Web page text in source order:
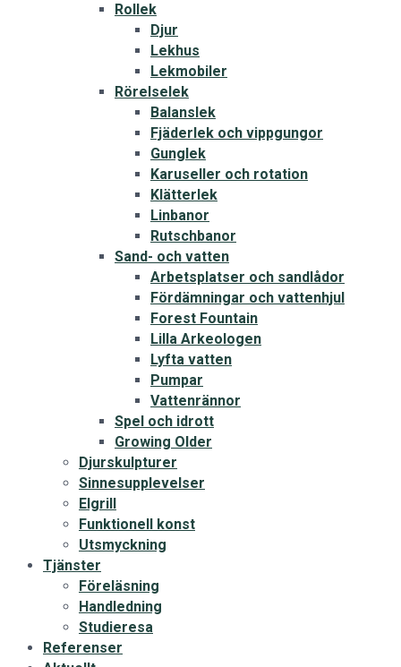
Rollek
Djur
Lekhus
Lekmobiler
Rörelselek
Balanslek
Fjäderlek och vippgungor
Gunglek
Karuseller och rotation
Klätterlek
Linbanor
Rutschbanor
Sand- och vatten
Arbetsplatser och sandlådor
Fördämningar och vattenhjul
Forest Fountain
Lilla Arkeologen
Lyfta vatten
Pumpar
Vattenrännor
Spel och idrott
Growing Older
Djurskulpturer
Sinnesupplevelser
Elgrill
Funktionell konst
Utsmyckning
Tjänster
Föreläsning
Handledning
Studieresa
Referenser